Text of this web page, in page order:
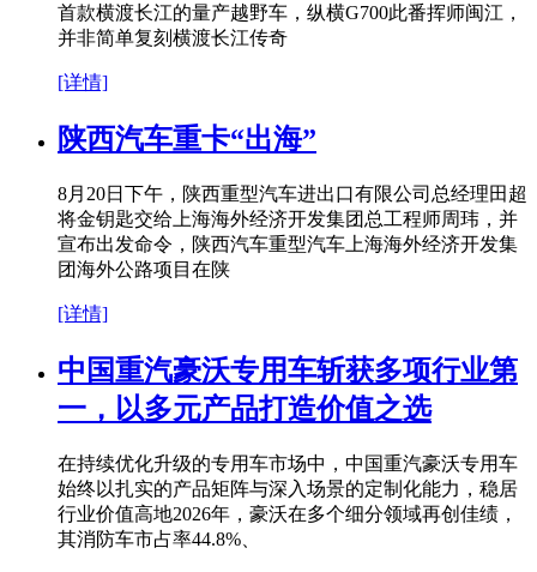
首款横渡长江的量产越野车，纵横G700此番挥师闽江，
并非简单复刻横渡长江传奇
[详情]
陕西汽车重卡“出海”
8月20日下午，陕西重型汽车进出口有限公司总经理田超
将金钥匙交给上海海外经济开发集团总工程师周玮，并
宣布出发命令，陕西汽车重型汽车上海海外经济开发集
团海外公路项目在陕
[详情]
中国重汽豪沃专用车斩获多项行业第
一，以多元产品打造价值之选
在持续优化升级的专用车市场中，中国重汽豪沃专用车
始终以扎实的产品矩阵与深入场景的定制化能力，稳居
行业价值高地2026年，豪沃在多个细分领域再创佳绩，
其消防车市占率44.8%、